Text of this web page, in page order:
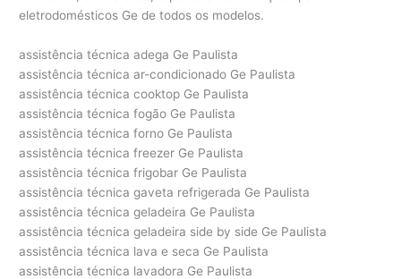
eletrodomésticos Ge de todos os modelos.
assistência técnica adega Ge Paulista
assistência técnica ar-condicionado Ge Paulista
assistência técnica cooktop Ge Paulista
assistência técnica fogão Ge Paulista
assistência técnica forno Ge Paulista
assistência técnica freezer Ge Paulista
assistência técnica frigobar Ge Paulista
assistência técnica gaveta refrigerada Ge Paulista
assistência técnica geladeira Ge Paulista
assistência técnica geladeira side by side Ge Paulista
assistência técnica lava e seca Ge Paulista
assistência técnica lavadora Ge Paulista